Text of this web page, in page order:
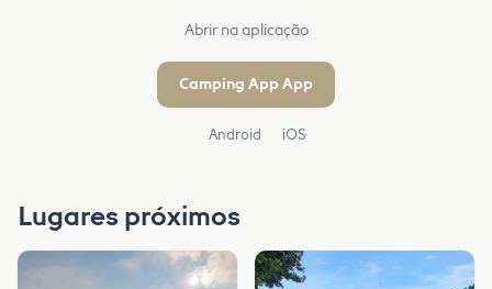
Abrir na aplicação
Camping App App
Android iOS
Lugares próximos